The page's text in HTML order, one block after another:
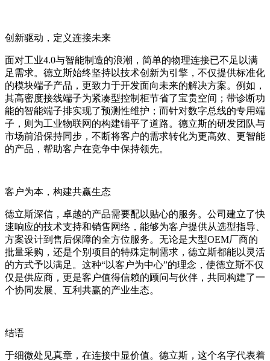
创新驱动，定义连接未来
面对工业4.0与智能制造的浪潮，简单的物理连接已不足以满
足需求。德立斯始终坚持以技术创新为引擎，不仅提供标准化
的模块端子产品，更致力于开发面向未来的解决方案。例如，
其高密度接线端子为紧凑型控制柜节省了宝贵空间；带诊断功
能的智能端子排实现了预测性维护；而针对数字总线的专用端
子，则为工业物联网的构建铺平了道路。德立斯的研发团队与
市场前沿保持同步，不断将客户的需求转化为更高效、更智能
的产品，帮助客户在竞争中保持领先。
客户为本，构建共赢生态
德立斯深信，卓越的产品需要配以贴心的服务。公司建立了快
速响应的技术支持和销售网络，能够为客户提供从选型指导、
方案设计到售后保障的全方位服务。无论是大型OEM厂商的
批量采购，还是个别项目的特殊定制需求，德立斯都能以灵活
的方式予以满足。这种“以客户为中心”的理念，使德立斯不仅
仅是供应商，更是客户值得信赖的顾问与伙伴，共同构建了一
个协同发展、互利共赢的产业生态。
结语
于细微处见真章，在连接中显价值。德立斯，这个名字代表着